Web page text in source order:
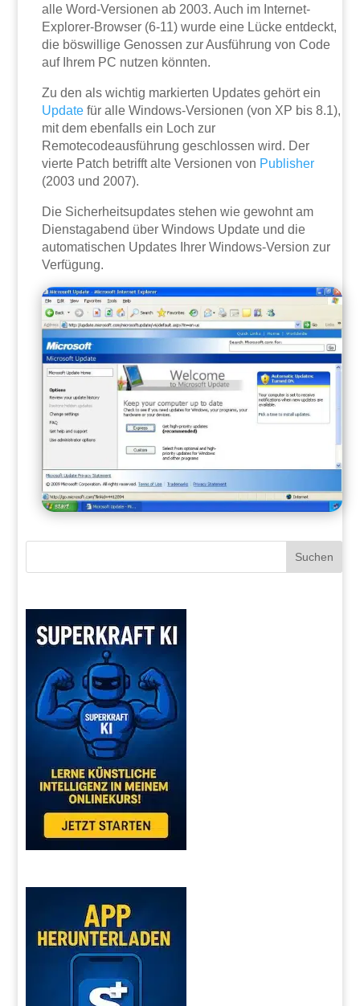
alle Word-Versionen ab 2003. Auch im Internet-
Explorer-Browser (6-11) wurde eine Lücke entdeckt,
die böswillige Genossen zur Ausführung von Code
auf Ihrem PC nutzen könnten.
Zu den als wichtig markierten Updates gehört ein
Update für alle Windows-Versionen (von XP bis 8.1),
mit dem ebenfalls ein Loch zur
Remotecodeausführung geschlossen wird. Der
vierte Patch betrifft alte Versionen von Publisher
(2003 und 2007).
Die Sicherheitsupdates stehen wie gewohnt am
Dienstagabend über Windows Update und die
automatischen Updates Ihrer Windows-Version zur
Verfügung.